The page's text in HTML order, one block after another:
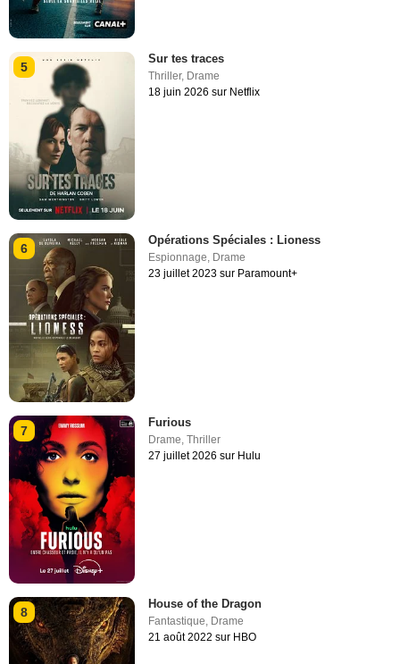
5
Sur tes traces
Thriller, Drame
18 juin 2026 sur Netflix
6
Opérations Spéciales : Lioness
Espionnage, Drame
23 juillet 2023 sur Paramount+
7
Furious
Drame ,Thriller
27 juillet 2026 sur Hulu
8
House of the Dragon
Fantastique, Drame
21 août 2022 sur HBO